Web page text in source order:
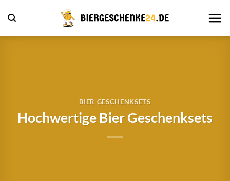
Inhalt
springen
BIER GESCHENKSETS
Hochwertige Bier Geschenksets